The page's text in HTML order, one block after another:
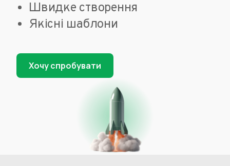
Швидке створення
Якісні шаблони
Хочу спробувати